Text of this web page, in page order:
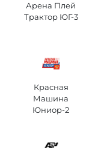
Арена Плей
Трактор ЮГ-3
Красная
Машина
Юниор-2